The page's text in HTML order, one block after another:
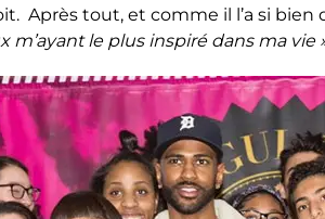
Après tout, et comme il l’a si bien
m’ayant le plus inspiré dans ma vie